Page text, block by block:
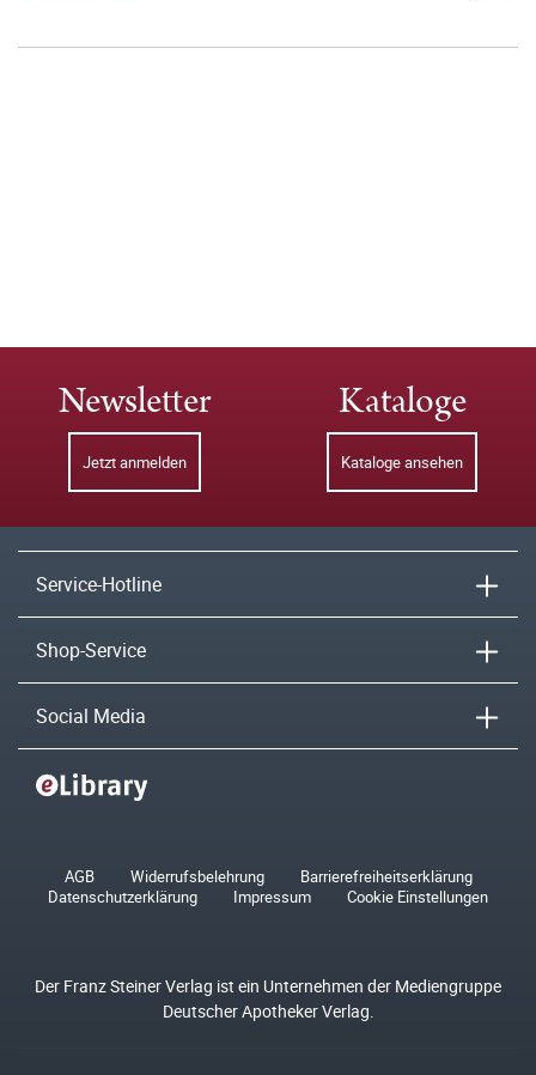
Newsletter
Jetzt anmelden
Kataloge
Kataloge ansehen
Service-Hotline
Shop-Service
Social Media
AGB Widerrufsbelehrung
Barrierefreiheitserklärung
Datenschutzerklärung
Impressum Cookie Einstellungen
Der Franz Steiner Verlag ist ein Unternehmen der Mediengruppe
Deutscher Apotheker Verlag.